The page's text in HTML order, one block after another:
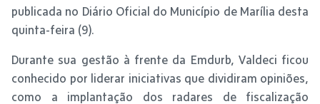
publicada no Diário Oficial do Município de Marília desta
quinta-feira (9).
Durante sua gestão à frente da Emdurb, Valdeci ficou
conhecido por liderar iniciativas que dividiram opiniões,
como a implantação dos radares de fiscalização